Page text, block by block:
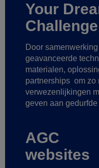
Your
Challenge
Door
geavanceerde
materialen,
partnerships om zo
verwezenlijkingen
geven aan
AGC
websites